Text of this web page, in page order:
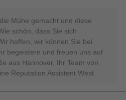
Mühe gemacht und diese
schön, dass Sie sich
hoffen, wir können Sie bei
begeistern und freuen uns auf
aus Hannover, Ihr Team von
Reputation Assistent West